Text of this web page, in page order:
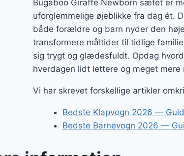
Bugaboo Giraffe Newborn sætet er
uforglemmelige øjeblikke fra dag ét.
både forældre og barn nyder den
transformere måltider til tidlige
sig trygt og glædesfuldt. Opdag
hverdagen lidt lettere og meget
Vi har skrevet forskellige artikler
Bedste Klapvogn 2026 —
Bedste Barnevogn 2026 —